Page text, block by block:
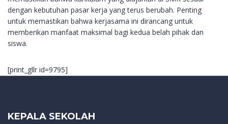
dengan kebutuhan pasar kerja yang terus berubah. Penting
untuk memastikan bahwa kerjasama ini dirancang untuk
memberikan manfaat maksimal bagi kedua belah pihak dan
siswa.
[print_gllr id=9795]
KEPALA SEKOLAH